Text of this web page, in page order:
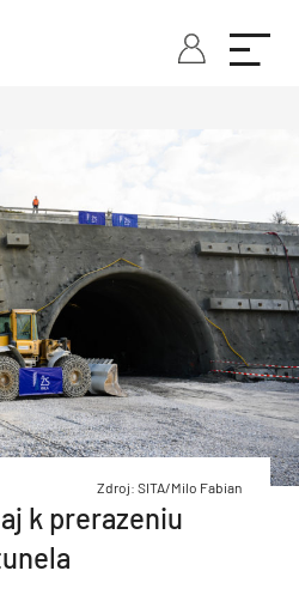
Zdroj: SITA/Milo Fabian
k prerazeniu